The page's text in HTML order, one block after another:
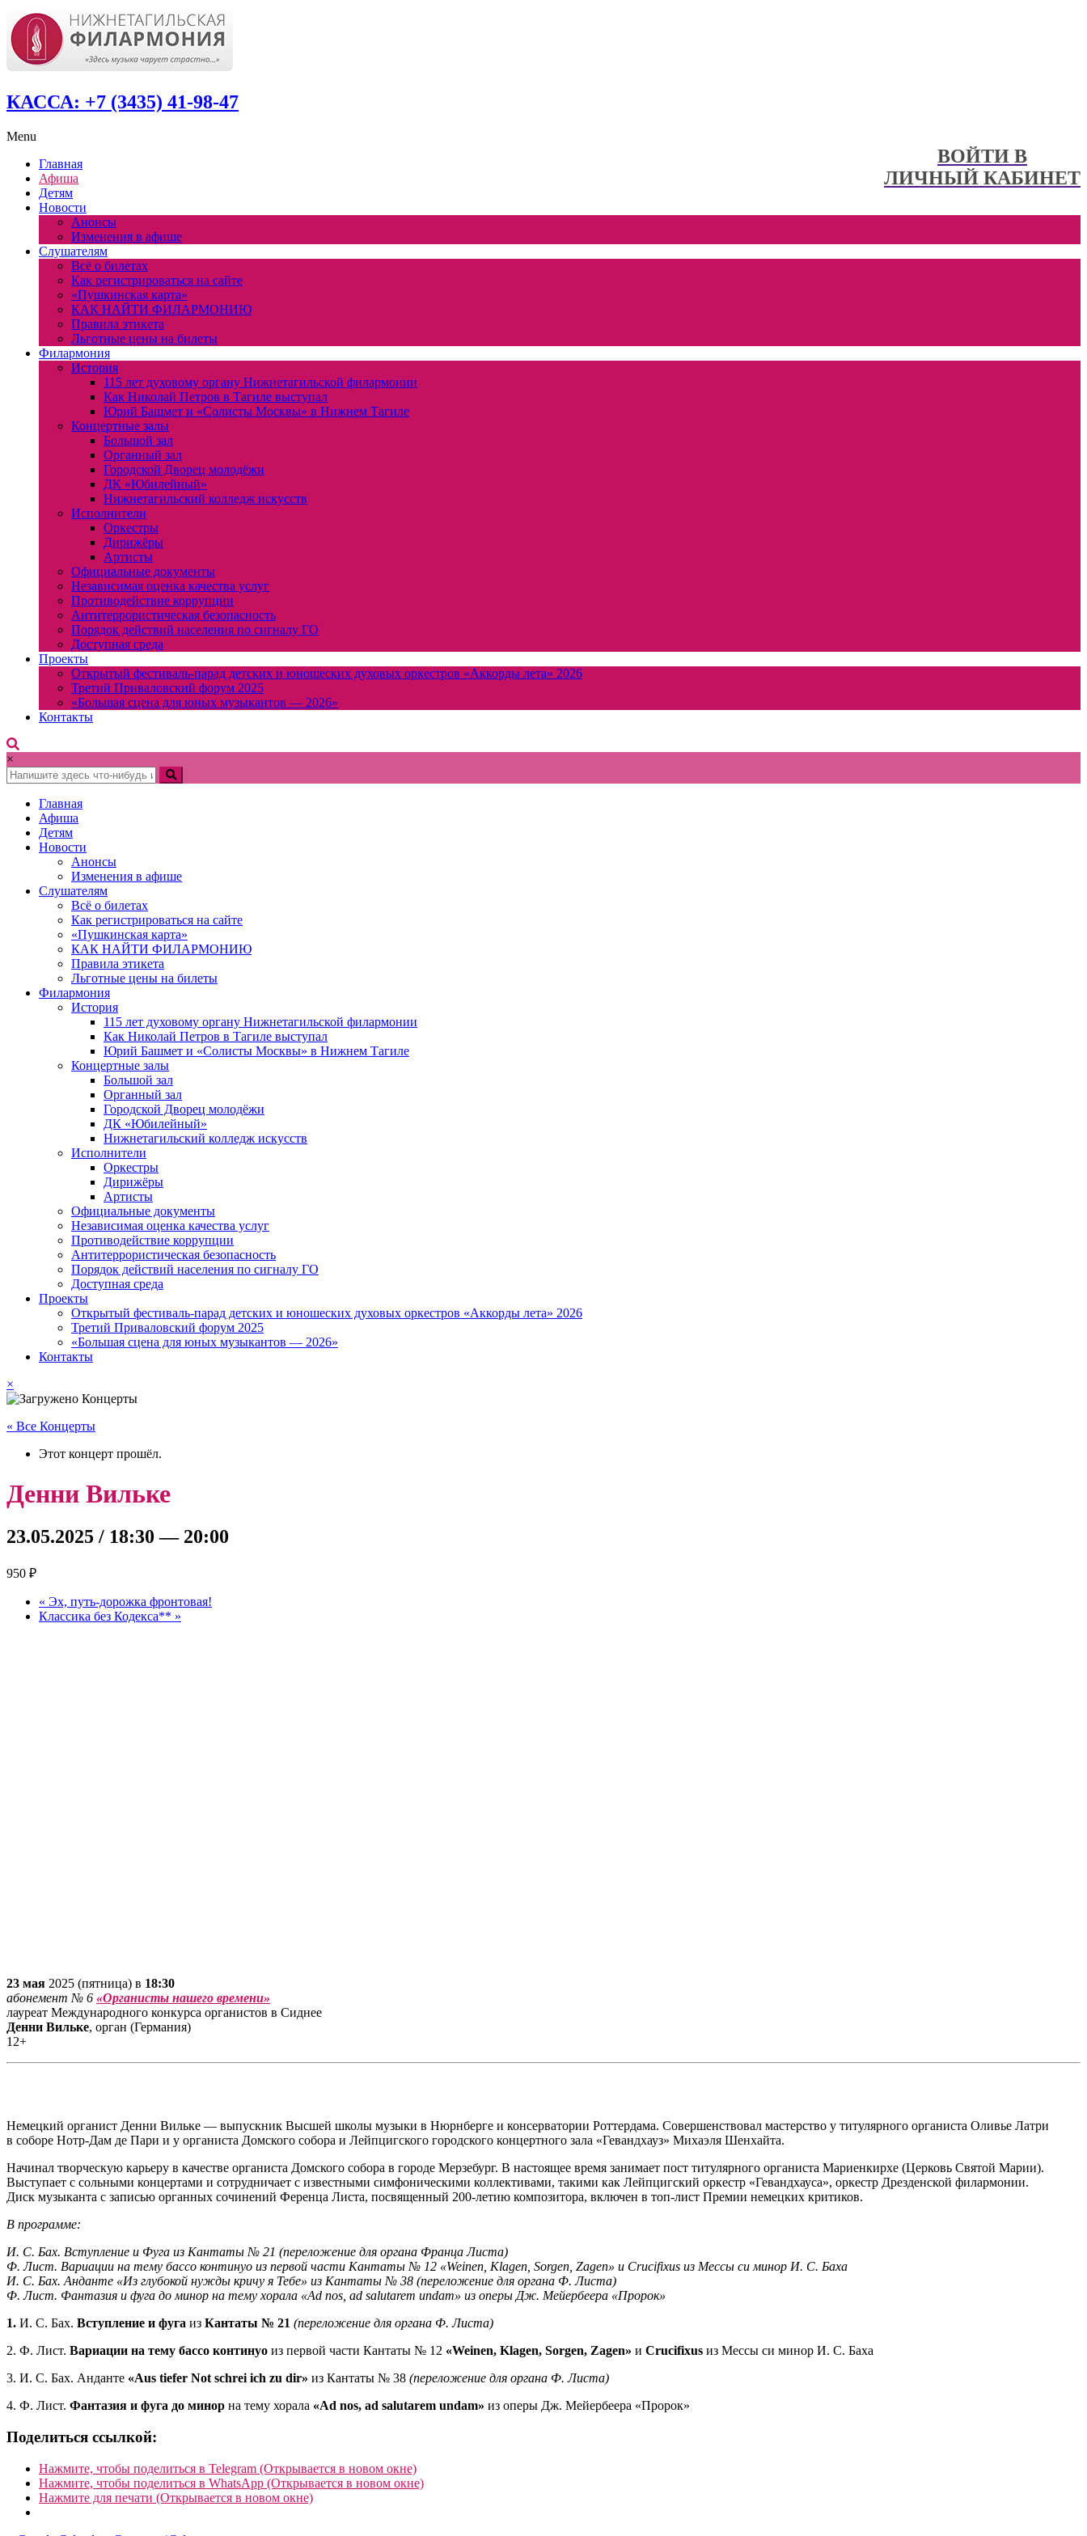
КАССА: +7 (3435) 41-98-47
ВОЙТИ В
ЛИЧНЫЙ КАБИНЕТ
Menu
Главная
Афиша
Детям
Новости
Анонсы
Изменения в афише
Слушателям
Всё о билетах
Как регистрироваться на сайте
«Пушкинская карта»
КАК НАЙТИ ФИЛАРМОНИЮ
Правила этикета
Льготные цены на билеты
Филармония
История
115 лет духовому органу Нижнетагильской филармонии
Как Николай Петров в Тагиле выступал
Юрий Башмет и «Солисты Москвы» в Нижнем Тагиле
Концертные залы
Большой зал
Органный зал
Городской Дворец молодёжи
ДК «Юбилейный»
Нижнетагильский колледж искусств
Исполнители
Оркестры
Дирижёры
Артисты
Официальные документы
Независимая оценка качества услуг
Противодействие коррупции
Антитеррористическая безопасность
Порядок действий населения по сигналу ГО
Доступная среда
Проекты
Открытый фестиваль-парад детских и юношеских духовых оркестров «Аккорды лета» 2026
Третий Приваловский форум 2025
«Большая сцена для юных музыкантов — 2026»
Контакты
×
Главная
Афиша
Детям
Новости
Анонсы
Изменения в афише
Слушателям
Всё о билетах
Как регистрироваться на сайте
«Пушкинская карта»
КАК НАЙТИ ФИЛАРМОНИЮ
Правила этикета
Льготные цены на билеты
Филармония
История
115 лет духовому органу Нижнетагильской филармонии
Как Николай Петров в Тагиле выступал
Юрий Башмет и «Солисты Москвы» в Нижнем Тагиле
Концертные залы
Большой зал
Органный зал
Городской Дворец молодёжи
ДК «Юбилейный»
Нижнетагильский колледж искусств
Исполнители
Оркестры
Дирижёры
Артисты
Официальные документы
Независимая оценка качества услуг
Противодействие коррупции
Антитеррористическая безопасность
Порядок действий населения по сигналу ГО
Доступная среда
Проекты
Открытый фестиваль-парад детских и юношеских духовых оркестров «Аккорды лета» 2026
Третий Приваловский форум 2025
«Большая сцена для юных музыкантов — 2026»
Контакты
×
« Все Концерты
Этот концерт прошёл.
Денни Вильке
23.05.2025 / 18:30 — 20:00
950 ₽
« Эх, путь-дорожка фронтовая!
Классика без Кодекса** »
23 мая 2025 (пятница) в 18:30
абонемент № 6 «Органисты нашего времени»
лауреат Международного конкурса органистов в Сиднее
Денни Вильке, орган (Германия)
12+
Немецкий органист Денни Вильке — выпускник Высшей школы музыки в Нюрнберге и консерватории Роттердама. Совершенствовал мастерство у титулярного органиста Оливье Латри
в соборе Нотр-Дам де Пари и у органиста Домского собора и Лейпцигского городского концертного зала «Гевандхауз» Михаэля Шенхайта.
Начинал творческую карьеру в качестве органиста Домского собора в городе Мерзебург. В настоящее время занимает пост титулярного органиста Мариенкирхе (Церковь Святой Марии).
Выступает с сольными концертами и сотрудничает с известными симфоническими коллективами, такими как Лейпцигский оркестр «Гевандхауса», оркестр Дрезденской филармонии.
Диск музыканта с записью органных сочинений Ференца Листа, посвященный 200-летию композитора, включен в топ-лист Премии немецких критиков.
В программе:
И. С. Бах. Вступление и Фуга из Кантаты № 21 (переложение для органа Франца Листа)
Ф. Лист. Вариации на тему бассо континуо из первой части Кантаты № 12 «Weinen, Klagen, Sorgen, Zagen» и Crucifixus из Мессы си минор И. С. Баха
И. С. Бах. Анданте «Из глубокой нужды кричу я Тебе» из Кантаты № 38 (переложение для органа Ф. Листа)
Ф. Лист. Фантазия и фуга до минор на тему хорала «Ad nos, ad salutarem undam» из оперы Дж. Мейербеера «Пророк»
1. И. С. Бах. Вступление и фуга из Кантаты № 21 (переложение для органа Ф. Листа)
2. Ф. Лист. Вариации на тему бассо континуо из первой части Кантаты № 12 «Weinen, Klagen, Sorgen, Zagen» и Crucifixus из Мессы си минор И. С. Баха
3. И. С. Бах. Анданте «Aus tiefer Not schrei ich zu dir» из Кантаты № 38 (переложение для органа Ф. Листа)
4. Ф. Лист. Фантазия и фуга до минор на тему хорала «Ad nos, ad salutarem undam» из оперы Дж. Мейербеера «Пророк»
Поделиться ссылкой:
Нажмите, чтобы поделиться в Telegram (Открывается в новом окне)
Нажмите, чтобы поделиться в WhatsApp (Открывается в новом окне)
Нажмите для печати (Открывается в новом окне)